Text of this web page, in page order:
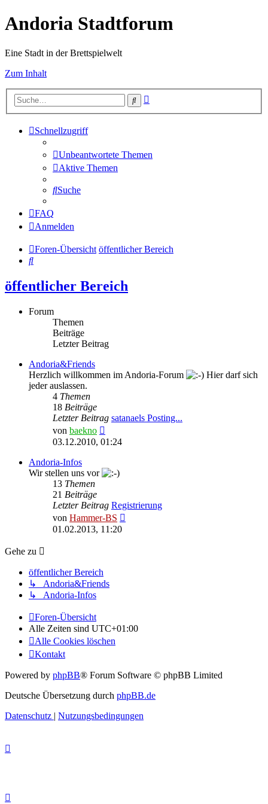
Andoria Stadtforum
Eine Stadt in der Brettspielwelt
Zum Inhalt
Suche
Schnellzugriff
Unbeantwortete Themen
Aktive Themen
Suche
FAQ
Anmelden
Foren-Übersicht öffentlicher Bereich
Suche
öffentlicher Bereich
Forum
Themen
Beiträge
Letzter Beitrag
Andoria&Friends
Herzlich willkommen im Andoria-Forum
Hier darf sich
jeder auslassen.
4 Themen
18 Beiträge
Letzter Beitrag satanaels Posting...
von baekno
Beitrag
03.12.2010, 01:24
Andoria-Infos
Wir stellen uns vor
13 Themen
21 Beiträge
Letzter Beitrag Registrierung
von Hammer-BS
01.02.2013, 11:20
Gehe zu
öffentlicher Bereich
↳ Andoria&Friends
↳ Andoria-Infos
Foren-Übersicht
Alle Zeiten sind UTC+01:00
Alle Cookies löschen
Kontakt
Powered by phpBB® Forum Software © phpBB Limited
Deutsche Übersetzung durch phpBB.de
Datenschutz | Nutzungsbedingungen